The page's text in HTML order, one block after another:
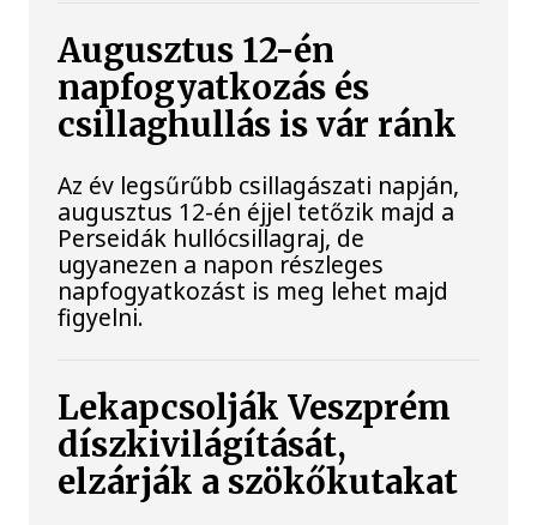
Augusztus 12-én
napfogyatkozás és
csillaghullás is vár ránk
Az év legsűrűbb csillagászati napján,
augusztus 12-én éjjel tetőzik majd a
Perseidák hullócsillagraj, de
ugyanezen a napon részleges
napfogyatkozást is meg lehet majd
figyelni.
Lekapcsolják Veszprém
díszkivilágítását,
elzárják a szökőkutakat